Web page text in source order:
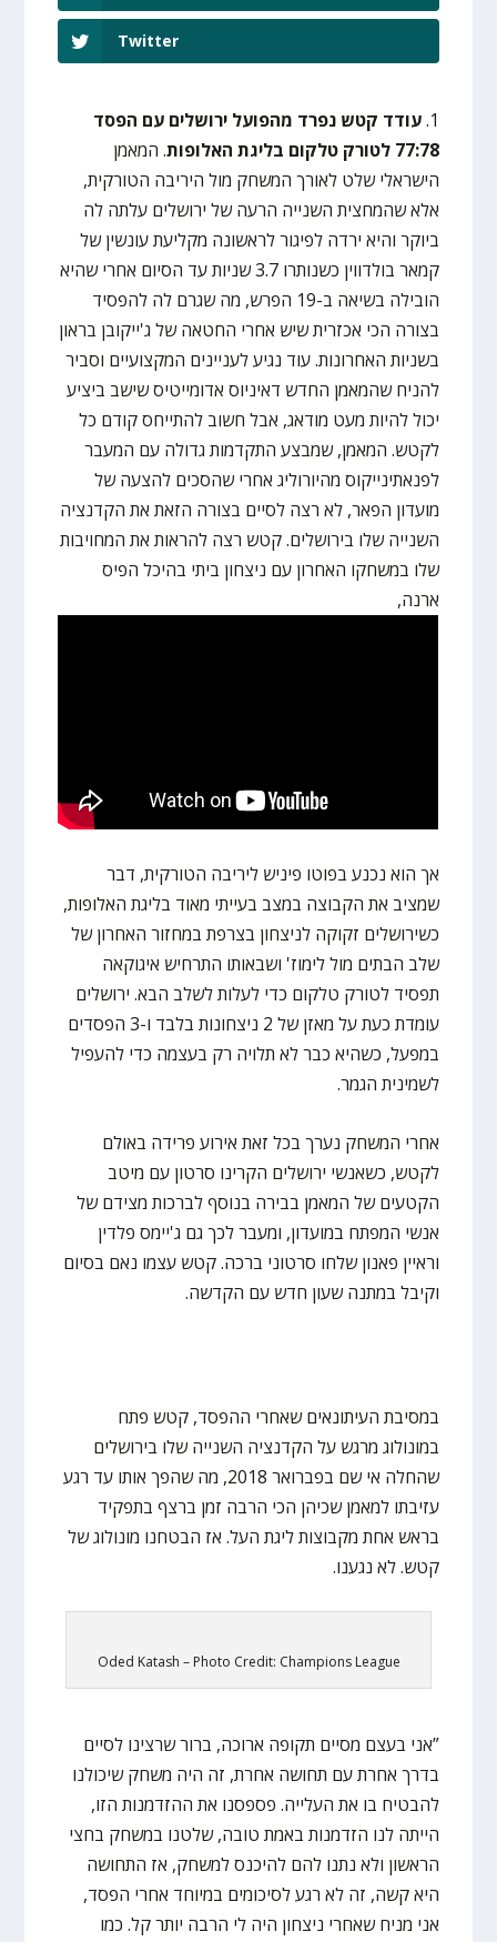
Twitter
1. עודד קטש נפרד מהפועל ירושלים עם הפסד
77:78 לטורק טלקום בליגת האלופות
. המאמן
הישראלי שלט לאורך המשחק מול היריבה הטורקית,
אלא שהמחצית השנייה הרעה של ירושלים עלתה לה
ביוקר והיא ירדה לפיגור לראשונה מקליעת עונשין של
קמאר בולדווין כשנותרו 3.7 שניות עד הסיום אחרי שהיא
הובילה בשיאה ב-19 הפרש, מה שגרם לה להפסיד
בצורה הכי אכזרית שיש אחרי החטאה של ג'ייקובן בראון
בשניות האחרונות. עוד נגיע לעניינים המקצועיים וסביר
להניח שהמאמן החדש דאיניוס אדומייטיס שישב ביציע
יכול להיות מעט מודאג, אבל חשוב להתייחס קודם כל
לקטש. המאמן, שמבצע התקדמות גדולה עם המעבר
לפנאתינייקוס מהיורוליג אחרי שהסכים להצעה של
מועדון הפאר, לא רצה לסיים בצורה הזאת את הקדנציה
השנייה שלו בירושלים. קטש רצה להראות את המחויבות
שלו במשחקו האחרון עם ניצחון ביתי בהיכל הפיס
ארנה,
אך הוא נכנע בפוטו פיניש ליריבה הטורקית, דבר
שמציב את הקבוצה במצב בעייתי מאוד בליגת האלופות,
כשירושלים זקוקה לניצחון בצרפת במחזור האחרון של
שלב הבתים מול לימוז' ושבאותו התרחיש איגוקאה
תפסיד לטורק טלקום כדי לעלות לשלב הבא. ירושלים
עומדת כעת על מאזן של 2 ניצחונות בלבד ו-3 הפסדים
במפעל, כשהיא כבר לא תלויה רק בעצמה כדי להעפיל
לשמינית הגמר.
אחרי המשחק נערך בכל זאת אירוע פרידה באולם
לקטש, כשאנשי ירושלים הקרינו סרטון עם מיטב
הקטעים של המאמן בבירה בנוסף לברכות מצידם של
אנשי המפתח במועדון, ומעבר לכך גם ג'יימס פלדין
וראיין פאנון שלחו סרטוני ברכה. קטש עצמו נאם בסיום
וקיבל במתנה שעון חדש עם הקדשה.
במסיבת העיתונאים שאחרי ההפסד, קטש פתח
במונולוג מרגש על הקדנציה השנייה שלו בירושלים
שהחלה אי שם בפברואר 2018, מה שהפך אותו עד רגע
עזיבתו למאמן שכיהן הכי הרבה זמן ברצף בתפקיד
בראש אחת מקבוצות ליגת העל. אז הבטחנו מונולוג של
קטש. לא נגענו.
Oded Katash – Photo Credit: Champions League
”אני בעצם מסיים תקופה ארוכה, ברור שרצינו לסיים
בדרך אחרת עם תחושה אחרת, זה היה משחק שיכולנו
להבטיח בו את העלייה. פספסנו את ההזדמנות הזו,
הייתה לנו הזדמנות באמת טובה, שלטנו במשחק בחצי
הראשון ולא נתנו להם להיכנס למשחק, אז התחושה
היא קשה, זה לא רגע לסיכומים במיוחד אחרי הפסד,
אני מניח שאחרי ניצחון היה לי הרבה יותר קל. כמו